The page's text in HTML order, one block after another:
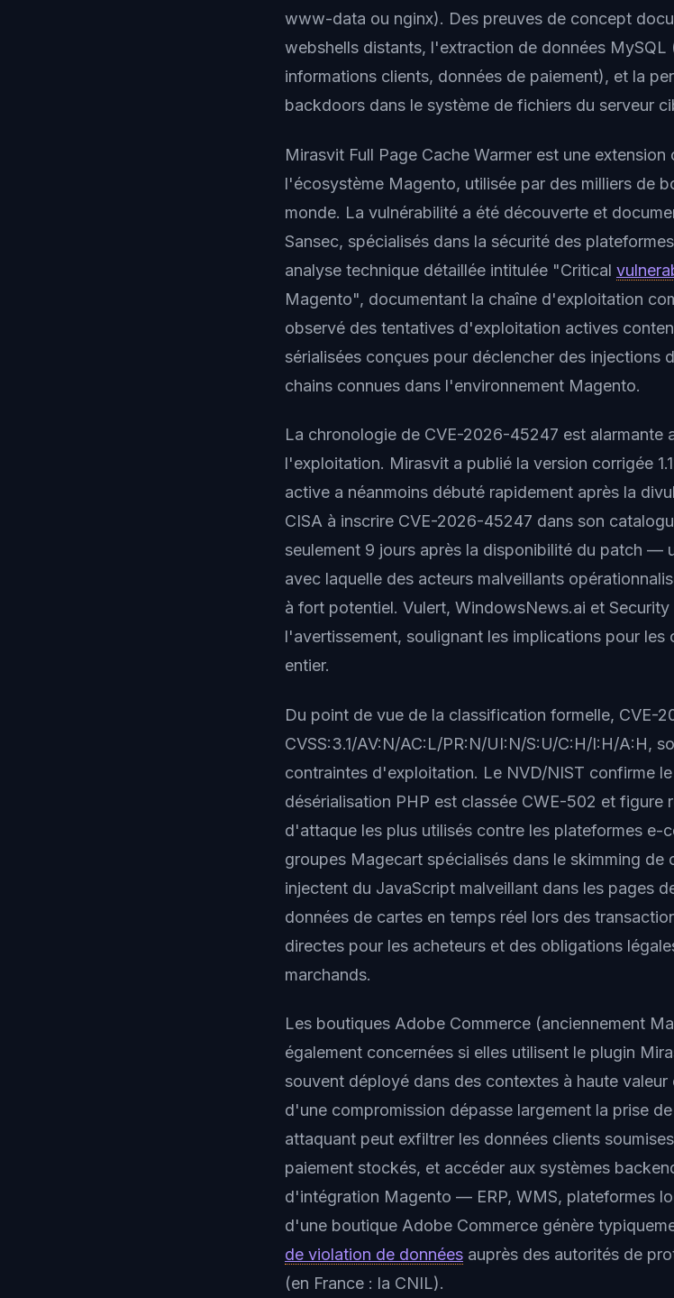
www-data ou nginx). Des preuves de concept
webshells distants, l'extraction de données MySQL
informations clients, données de paiement), et la
backdoors dans le système de fichiers du serveur
Mirasvit Full Page Cache Warmer est une
l'écosystème Magento, utilisée par des milliers de
monde. La vulnérabilité a été découverte et
Sansec, spécialisés dans la sécurité des
analyse technique détaillée intitulée "Critical
Magento", documentant la chaîne d'exploitation
observé des tentatives d'exploitation actives
sérialisées conçues pour déclencher des injections
chains connues dans l'environnement Magento.
La chronologie de CVE-2026-45247 est alarmante
l'exploitation. Mirasvit a publié la version corrigée
active a néanmoins débuté rapidement après la
CISA à inscrire CVE-2026-45247 dans son
seulement 9 jours après la disponibilité du patch —
avec laquelle des acteurs malveillants
à fort potentiel. Vulert, WindowsNews.ai et
l'avertissement, soulignant les implications pour
entier.
Du point de vue de la classification formelle, CVE-
CVSS:3.1/AV:N/AC:L/PR:N/UI:N/S:U/C:H/I:H/A:H,
contraintes d'exploitation. Le NVD/NIST confirme
désérialisation PHP est classée CWE-502 et figure
d'attaque les plus utilisés contre les plateformes e-
groupes Magecart spécialisés dans le skimming de
injectent du JavaScript malveillant dans les pages
données de cartes en temps réel lors des
directes pour les acheteurs et des obligations
marchands.
Les boutiques Adobe Commerce (anciennement
également concernées si elles utilisent le plugin
souvent déployé dans des contextes à haute
d'une compromission dépasse largement la prise
attaquant peut exfiltrer les données clients
paiement stockés, et accéder aux systèmes
d'intégration Magento — ERP, WMS, plateformes
d'une boutique Adobe Commerce génère
de violation de données auprès des autorités de
(en France : la CNIL).